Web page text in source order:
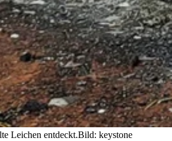
Leichen entdeckt.Bild: keystone